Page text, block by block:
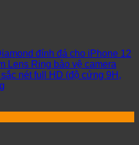
đính đá cho iPhone 12
Lens Ring bảo vệ camera
nét full HD (độ cứng 9H,